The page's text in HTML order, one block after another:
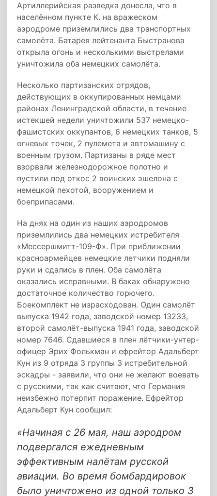
Артиллерийская разведка донесла, что в
населённом пункте К. на вражеском
аэродроме приземлились два транспортных
самолёта. Батарея лейтенанта Быстранова
открыла огонь и несколькими выстрелами
уничтожила оба немецких самолёта.
Несколько партизанских отрядов,
действующих в оккупированных немцами
районах Ленинградской области, в течение
истекшей недели уничтожили 537 немецко-
фашистских оккупантов, 6 немецких танков, 5
огневых точек, 2 пулемета и автомашину с
военным грузом. Партизаны в ряде мест
взорвали железнодорожное полотно и
пустили под откос 2 воинских эшелона с
немецкой пехотой, вооружением и
боеприпасами.
На днях на один из наших аэродромов
приземлились два немецких истребителя
«Мессершмитт-109-Ф». При приближении
красноармейцев немецкие летчики подняли
руки и сдались в плен. Оба самолёта
оказались исправными. В баках обнаружено
достаточное количество горючего.
Боекомплект не израсходован. Один самолёт
выпуска 1942 года, заводской номер 13233,
второй самолёт-выпуска 1941 года, заводской
номер 7646. Сдавшиеся в плен лётчики-унтер-
офицер Эрих Фолькман и ефрейтор Адальберт
Кун из 9 отряда 3 группы 3 истребительной
эскадры - заявили, что они не желают воевать
с русскими, так как считают, что Германия
неизбежно потерпит поражение. Ефрейтор
Адальберт Кун сообщил:
«Начиная с 26 мая, наш аэродром
подвергался ежедневным
эффективным налётам русской
авиации. Во время бомбардировок
было уничтожено из одной только 3